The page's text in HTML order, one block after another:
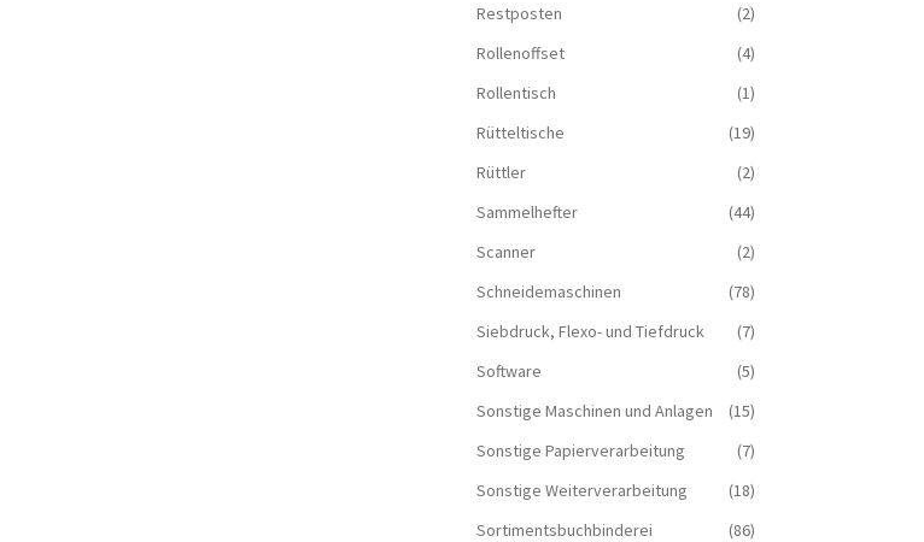
Restposten
(2)
Rollenoffset
(4)
Rollentisch
(1)
Rütteltische
(19)
Rüttler
(2)
Sammelhefter
(44)
Scanner
(2)
Schneidemaschinen
(78)
Siebdruck, Flexo- und Tiefdruck
(7)
Software
(5)
Sonstige Maschinen und Anlagen
(15)
Sonstige Papierverarbeitung
(7)
Sonstige Weiterverarbeitung
(18)
Sortimentsbuchbinderei
(86)